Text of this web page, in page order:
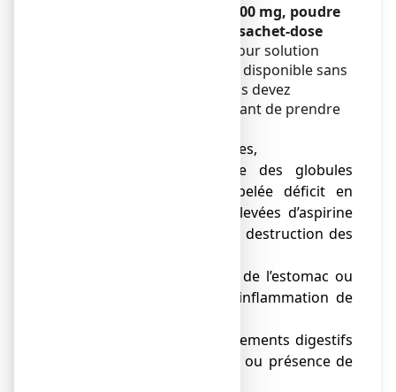
Avant d’utiliser ASPEGIC 500 mg, poudre
pour solution buvable en sachet-dose
ASPEGIC 500 mg, poudre pour solution
buvable en sachet-dose est disponible sans
ordonnance. Toutefois, vous devez
consulter votre médecin avant de prendre
● maladies rhumatismales,
● maladie héréditaire des globules
rouges, également appelée déficit en
G6PD (car des doses élevées d’aspirine
peuvent provoquer une destruction des
● antécédents d’ulcère de l’estomac ou
du duodénum ou une inflammation de
● antécédents de saignements digestifs
(vomissements de sang ou présence de